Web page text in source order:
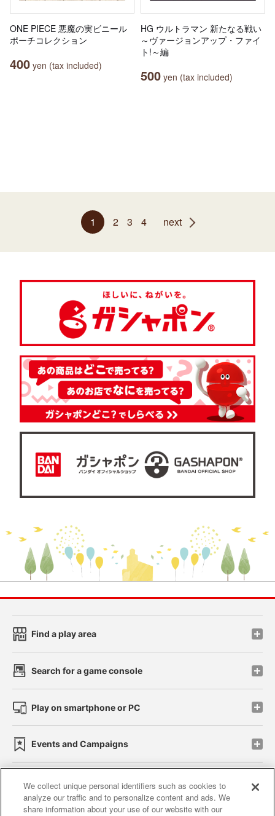
ONE PIECE 悪魔の実ビニール
ポーチコレクション
400 yen (tax included)
HG ウルトラマン 新たなる戦い
～ヴァージョンアップ・ファイ
ト!～編
500 yen (tax included)
1 2 3 4 next
Find a play area
Search for a game console
Play on smartphone or PC
Events and Campaigns
Affiliate Sustainability site policy privacy policy
We collect unique personal identifiers such as cookies to
analyze our traffic and to personalize content and ads. We
share information about your use of our website with our